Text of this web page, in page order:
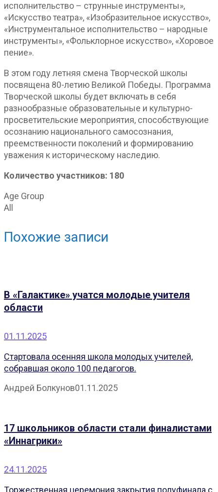
исполнительство – струнные инструменты»,
«Искусство театра», «Изобразительное искусство»,
«Инструментальное исполнительство – народные
инструменты», «Фольклорное искусство», «Хоровое
пение».
В этом году летняя смена Творческой школы
посвящена 80-летию Великой Победы. Программа
Творческой школы будет включать в себя
разнообразные образовательные и культурно-
просветительские мероприятия, способствующие
осознанию национального самосознания,
преемственности поколений и формированию
уважения к историческому наследию.
Количество участников: 180
Age Group
All
Похожие записи
В «Галактике» учатся молодые учителя
области
01.11.2025
Стартовала осенняя школа молодых учителей,
собравшая около 100 педагогов.
Андрей Болкунов01.11.2025
17 школьников области стали финалистами
«Иннагрики»
24.11.2025
Торжественная церемония закрытия полуфинала с